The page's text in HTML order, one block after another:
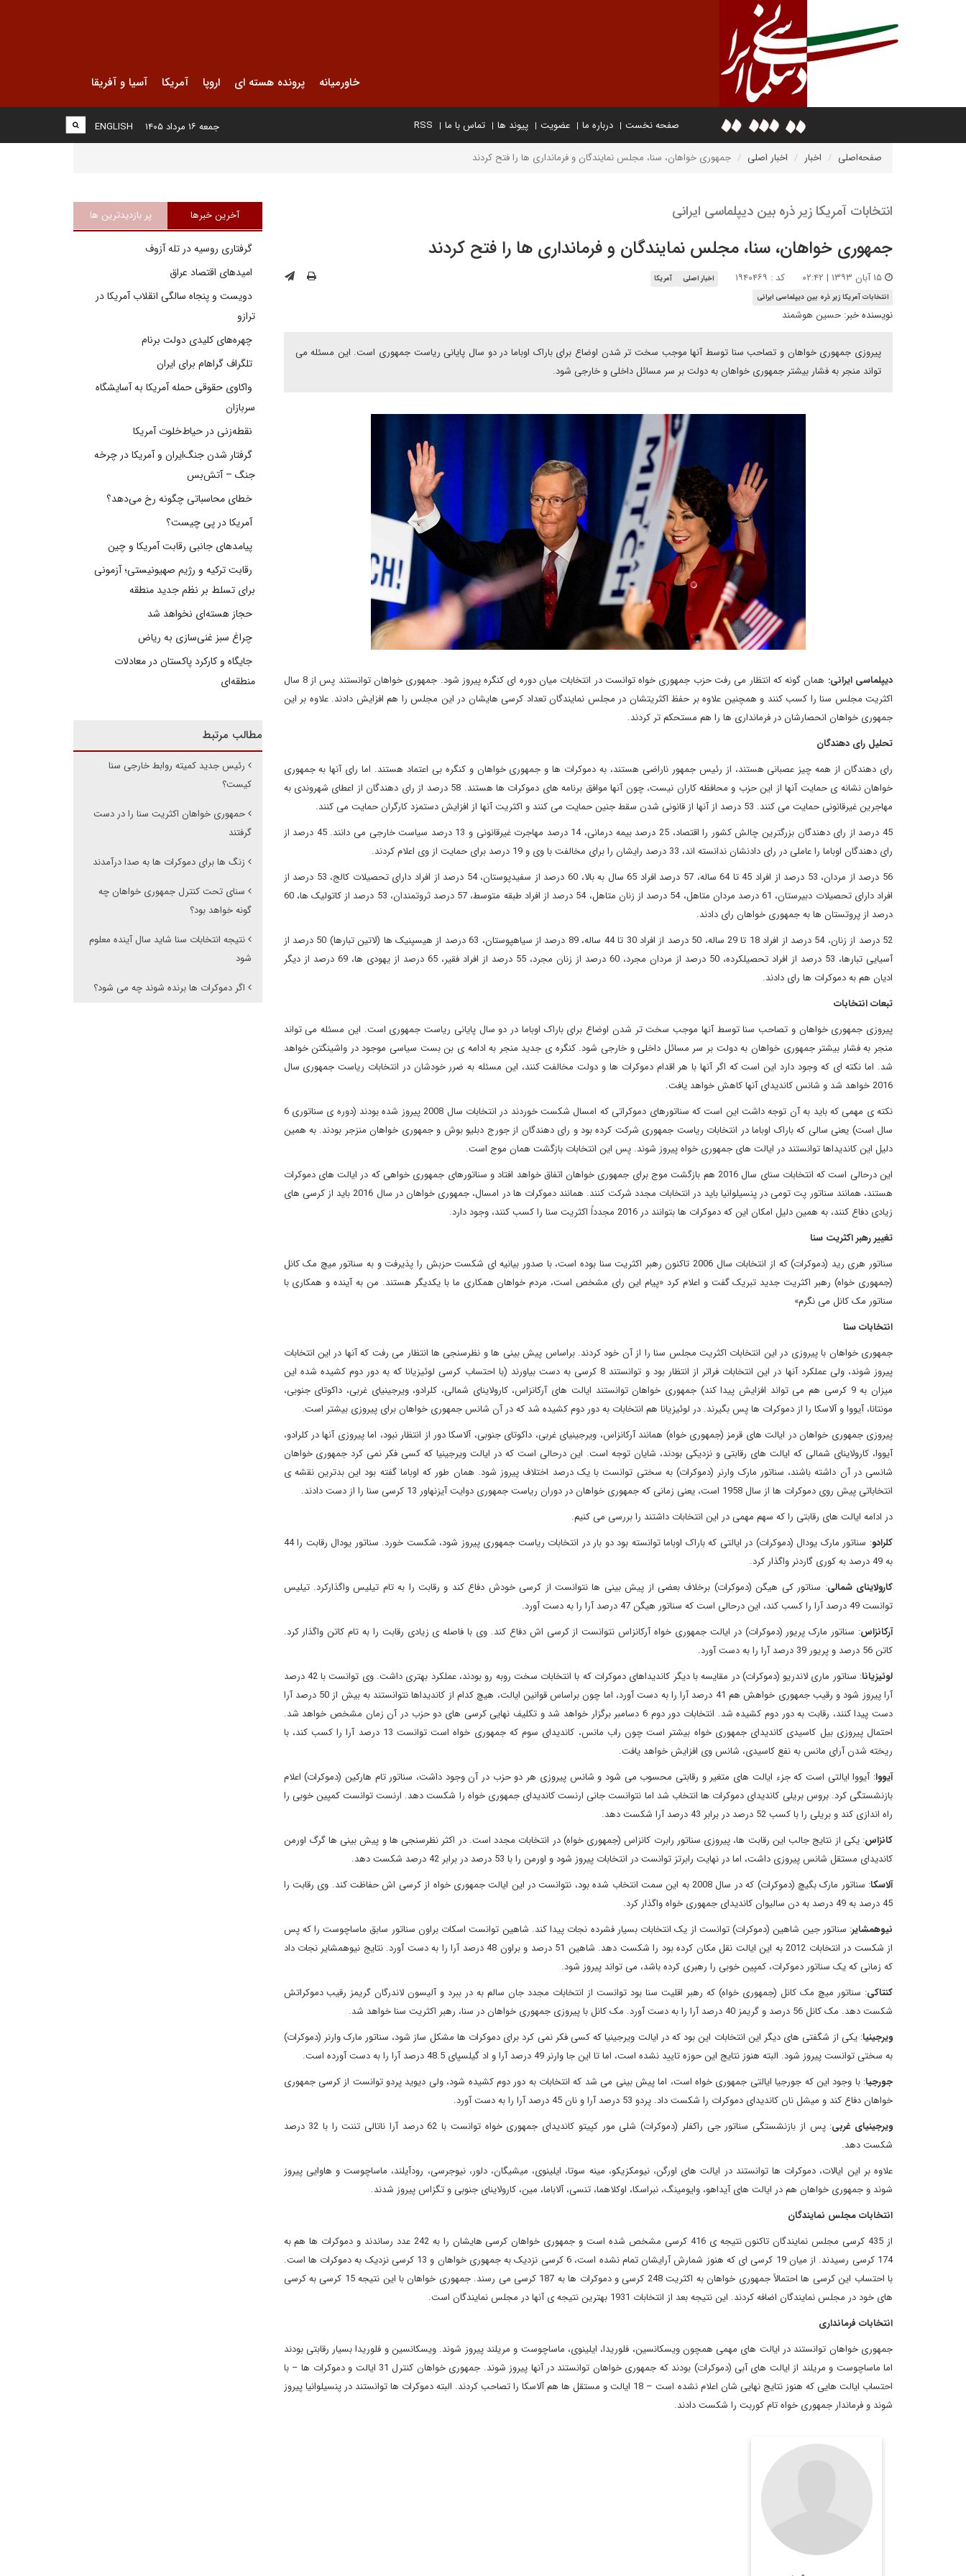
خاورمیانه پرونده هسته ای اروپا آمریکا آسیا و آفریقا
صفحه نخست درباره ما عضویت پیوند ها تماس با ما RSS
ENGLISH جمعه ۱۶ مرداد ۱۴۰۵
صفحه‌اصلی اخبار اخبار اصلی جمهوری خواهان، سنا، مجلس نمایندگان و فرمانداری ها را فتح کردند
انتخابات آمریکا زیر ذره بین دیپلماسی ایرانی
جمهوری خواهان، سنا، مجلس نمایندگان و فرمانداری ها را فتح کردند
کد : ۱۹۴۰۴۶۹ اخبار اصلی
آمریکا
انتخابات آمریکا زیر ذره بین دیپلماسی ایرانی
نویسنده خبر: حسین هوشمند
پیروزی جمهوری خواهان و تصاحب سنا توسط آنها موجب سخت تر شدن اوضاع برای باراک اوباما در دو سال پایانی ریاست جمهوری است. این مسئله می
تواند منجر به فشار بیشتر جمهوری خواهان به دولت بر سر مسائل داخلی و خارجی شود.
دیپلماسی ایرانی:
همان گونه که انتظار می رفت حزب جمهوری خواه توانست در انتخابات میان دوره ای کنگره پیروز شود. جمهوری خواهان توانستند پس از 8 سال
اکثریت مجلس سنا را کسب کنند و همچنین علاوه بر حفظ اکثریتشان در مجلس نمایندگان تعداد کرسی هایشان در این مجلس را هم افزایش دادند. علاوه بر این
جمهوری خواهان انحصارشان در فرمانداری ها را هم مستحکم تر کردند.
تحلیل رای دهندگان
رای دهندگان از همه چیز عصبانی هستند، از رئیس جمهور ناراضی هستند، به دموکرات ها و جمهوری خواهان و کنگره بی اعتماد هستند. اما رای آنها به جمهوری
خواهان نشانه ی حمایت آنها از این حزب و محافظه کاران نیست، چون آنها موافق برنامه های دموکرات ها هستند. 58 درصد از رای دهندگان از اعطای شهروندی به
مهاجرین غیرقانونی حمایت می کنند. 53 درصد از آنها از قانونی شدن سقط جنین حمایت می کنند و اکثریت آنها از افزایش دستمزد کارگران حمایت می کنند.
45 درصد از رای دهندگان بزرگترین چالش کشور را اقتصاد، 25 درصد بیمه درمانی، 14 درصد مهاجرت غیرقانونی و 13 درصد سیاست خارجی می دانند. 45 درصد از
رای دهندگان اوباما را عاملی در رای دادنشان ندانسته اند، 33 درصد رایشان را برای مخالفت با وی و 19 درصد برای حمایت از وی اعلام کردند.
56 درصد از مردان، 53 درصد از افراد 45 تا 64 ساله، 57 درصد افراد 65 سال به بالا، 60 درصد از سفیدپوستان، 54 درصد از افراد دارای تحصیلات کالج، 53 درصد از
افراد دارای تحصیلات دبیرستان، 61 درصد مردان متاهل، 54 درصد از زنان متاهل، 54 درصد از افراد طبقه متوسط، 57 درصد ثروتمندان، 53 درصد از کاتولیک ها، 60
درصد از پروتستان ها به جمهوری خواهان رای دادند.
52 درصد از زنان، 54 درصد از افراد 18 تا 29 ساله، 50 درصد از افراد 30 تا 44 ساله، 89 درصد از سیاهپوستان، 63 درصد از هیسپنیک ها (لاتین تبارها) 50 درصد از
آسیایی تبارها، 53 درصد از افراد تحصیلکرده، 50 درصد از مردان مجرد، 60 درصد از زنان مجرد، 55 درصد از افراد فقیر، 65 درصد از یهودی ها، 69 درصد از دیگر
ادیان هم به دموکرات ها رای دادند.
تبعات انتخابات
پیروزی جمهوری خواهان و تصاحب سنا توسط آنها موجب سخت تر شدن اوضاع برای باراک اوباما در دو سال پایانی ریاست جمهوری است. این مسئله می تواند
منجر به فشار بیشتر جمهوری خواهان به دولت بر سر مسائل داخلی و خارجی شود. کنگره ی جدید منجر به ادامه ی بن بست سیاسی موجود در واشینگتن خواهد
شد. اما نکته ای که وجود دارد این است که اگر آنها با هر اقدام دموکرات ها و دولت مخالفت کنند، این مسئله به ضرر خودشان در انتخابات ریاست جمهوری سال
2016 خواهد شد و شانس کاندیدای آنها کاهش خواهد یافت.
نکته ی مهمی که باید به آن توجه داشت این است که سناتورهای دموکراتی که امسال شکست خوردند در انتخابات سال 2008 پیروز شده بودند (دوره ی سناتوری 6
سال است) یعنی سالی که باراک اوباما در انتخابات ریاست جمهوری شرکت کرده بود و رای دهندگان از جورج دبلیو بوش و جمهوری خواهان منزجر بودند. به همین
دلیل این کاندیداها توانستند در ایالت های جمهوری خواه پیروز شوند. پس این انتخابات بازگشت همان موج است.
این درحالی است که انتخابات سنای سال 2016 هم بازگشت موج برای جمهوری خواهان اتفاق خواهد افتاد و سناتورهای جمهوری خواهی که در ایالت های دموکرات
هستند، همانند سناتور پت تومی در پنسیلوانیا باید در انتخابات مجدد شرکت کنند. همانند دموکرات ها در امسال، جمهوری خواهان در سال 2016 باید از کرسی های
زیادی دفاع کنند، به همین دلیل امکان این که دموکرات ها بتوانند در 2016 مجدداً اکثریت سنا را کسب کنند، وجود دارد.
تغییر رهبر اکثریت سنا
سناتور هری رید (دموکرات) که از انتخابات سال 2006 تاکنون رهبر اکثریت سنا بوده است، با صدور بیانیه ای شکست حزبش را پذیرفت و به سناتور میچ مک کانل
(جمهوری خواه) رهبر اکثریت جدید تبریک گفت و اعلام کرد «پیام این رای مشخص است، مردم خواهان همکاری ما با یکدیگر هستند. من به آینده و همکاری با
سناتور مک کانل می نگرم»
انتخابات سنا
جمهوری خواهان با پیروزی در این انتخابات اکثریت مجلس سنا را از آن خود کردند. براساس پیش بینی ها و نظرسنجی ها انتظار می رفت که آنها در این انتخابات
پیروز شوند، ولی عملکرد آنها در این انتخابات فراتر از انتظار بود و توانستند 8 کرسی به دست بیاورند (با احتساب کرسی لوئیزیانا که به دور دوم کشیده شده این
میزان به 9 کرسی هم می تواند افزایش پیدا کند) جمهوری خواهان توانستند ایالت های آرکانزاس، کارولاینای شمالی، کلرادو، ویرجینیای غربی، داکوتای جنوبی،
مونتانا، آیووا و آلاسکا را از دموکرات ها پس بگیرند. در لوئیزیانا هم انتخابات به دور دوم کشیده شد که در آن شانس جمهوری خواهان برای پیروزی بیشتر است.
پیروزی جمهوری خواهان در ایالت های قرمز (جمهوری خواه) همانند آرکانزاس، ویرجینیای غربی، داکوتای جنوبی، آلاسکا دور از انتظار نبود، اما پیروزی آنها در کلرادو،
آیووا، کارولاینای شمالی که ایالت های رقابتی و نزدیکی بودند، شایان توجه است. این درحالی است که در ایالت ویرجینیا که کسی فکر نمی کرد جمهوری خواهان
شانسی در آن داشته باشند، سناتور مارک وارنر (دموکرات) به سختی توانست با یک درصد اختلاف پیروز شود. همان طور که اوباما گفته بود این بدترین نقشه ی
انتخاباتی پیش روی دموکرات ها از سال 1958 است، یعنی زمانی که جمهوری خواهان در دوران ریاست جمهوری دوایت آیزنهاور 13 کرسی سنا را از دست دادند.
در ادامه ایالت های رقابتی را که سهم مهمی در این انتخابات داشتند را بررسی می کنیم.
کلرادو
: سناتور مارک یودال (دموکرات) در ایالتی که باراک اوباما توانسته بود دو بار در انتخابات ریاست جمهوری پیروز شود، شکست خورد. سناتور یودال رقابت را 44
به 49 درصد به کوری گاردنر واگذار کرد.
کارولاینای شمالی: سناتور کی هیگن (دموکرات) برخلاف بعضی از پیش بینی ها نتوانست از کرسی خودش دفاع کند و رقابت را به تام تیلیس واگذارکرد. تیلیس
توانست 49 درصد آرا را کسب کند، این درحالی است که سناتور هیگن 47 درصد آرا را به دست آورد.
آرکانزاس: سناتور مارک پریور (دموکرات) در ایالت جمهوری خواه آرکانزاس نتوانست از کرسی اش دفاع کند. وی با فاصله ی زیادی رقابت را به تام کاتن واگذار کرد.
کاتن 56 درصد و پریور 39 درصد آرا را به دست آورد.
لوئیزیانا
: سناتور ماری لاندریو (دموکرات) در مقایسه با دیگر کاندیداهای دموکرات که با انتخابات سخت روبه رو بودند، عملکرد بهتری داشت. وی توانست با 42 درصد
آرا پیروز شود و رقیب جمهوری خواهش هم 41 درصد آرا را به دست آورد، اما چون براساس قوانین ایالت، هیچ کدام از کاندیداها نتوانستند به بیش از 50 درصد آرا
دست پیدا کنند، رقابت به دور دوم کشیده شد. انتخابات دور دوم 6 دسامبر برگزار خواهد شد و تکلیف نهایی کرسی های دو حزب در آن زمان مشخص خواهد شد.
احتمال پیروزی بیل کاسیدی کاندیدای جمهوری خواه بیشتر است چون راب مانس، کاندیدای سوم که جمهوری خواه است توانست 13 درصد آرا را کسب کند، با
ریخته شدن آرای مانس به نفع کاسیدی، شانس وی افزایش خواهد یافت.
آیووا: آیووا ایالتی است که جزء ایالت های متغیر و رقابتی محسوب می شود و شانس پیروزی هر دو حزب در آن وجود داشت، سناتور تام هارکین (دموکرات) اعلام
بازنشستگی کرد. بروس بریلی کاندیدای دموکرات ها انتخاب شد اما نتوانست جانی ارنست کاندیدای جمهوری خواه را شکست دهد. ارنست توانست کمپین خوبی را
راه اندازی کند و بریلی را با کسب 52 درصد در برابر 43 درصد آرا شکست دهد.
کانزاس: یکی از نتایج جالب این رقابت ها، پیروزی سناتور رابرت کانزاس (جمهوری خواه) در انتخابات مجدد است. در اکثر نظرسنجی ها و پیش بینی ها گرگ اورمن
کاندیدای مستقل شانس پیروزی داشت، اما در نهایت رابرتز توانست در انتخابات پیروز شود و اورمن را با 53 درصد در برابر 42 درصد شکست دهد.
آلاسکا
: سناتور مارک بگیچ (دموکرات) که در سال 2008 به این سمت انتخاب شده بود، نتوانست در این ایالت جمهوری خواه از کرسی اش حفاظت کند. وی رقابت را
45 درصد به 49 درصد به دن سالیوان کاندیدای جمهوری خواه واگذار کرد.
نیوهمشایر: سناتور جین شاهین (دموکرات) توانست از یک انتخابات بسیار فشرده نجات پیدا کند. شاهین توانست اسکات براون سناتور سابق ماساچوست را که پس
از شکست در انتخابات 2012 به این ایالت نقل مکان کرده بود را شکست دهد. شاهین 51 درصد و براون 48 درصد آرا را به دست آورد. نتایج نیوهمشایر نجات داد
که زمانی که یک سناتور دموکرات، کمپین خوبی را رهبری کرده باشد، می تواند پیروز شود.
کنتاکی: سناتور میچ مک کانل (جمهوری خواه) که رهبر اقلیت سنا بود توانست از انتخابات مجدد جان سالم به در ببرد و آلیسون لاندرگان گریمز رقیب دموکراتش
شکست دهد. مک کانل 56 درصد و گریمز 40 درصد آرا را به دست آورد. مک کانل با پیروزی جمهوری خواهان در سنا، رهبر اکثریت سنا خواهد شد.
ویرجینیا: یکی از شگفتی های دیگر این انتخابات این بود که در ایالت ویرجینیا که کسی فکر نمی کرد برای دموکرات ها مشکل ساز شود، سناتور مارک وارنر (دموکرات)
به سختی توانست پیروز شود. البته هنوز نتایج این حوزه تایید نشده است، اما تا این جا وارنر 49 درصد آرا و اد گیلسپای 48.5 درصد آرا را به دست آورده است.
جورجیا: با وجود این که جورجیا ایالتی جمهوری خواه است، اما پیش بینی می شد که انتخابات به دور دوم کشیده شود، ولی دیوید پردو توانست از کرسی جمهوری
خواهان دفاع کند و میشل نان کاندیدای دموکرات را شکست داد. پردو 53 درصد آرا و نان 45 درصد آرا را به دست آورد.
ویرجینیای غربی
: پس از بازنشستگی سناتور جی راکفلر (دموکرات) شلی مور کپیتو کاندیدای جمهوری خواه توانست با 62 درصد آرا ناتالی تننت را با 32 درصد
شکست دهد.
علاوه بر این ایالات، دموکرات ها توانستند در ایالت های اورگن، نیومکزیکو، مینه سوتا، ایلینوی، میشیگان، دلور، نیوجرسی، رودآیلند، ماساچوست و هاوایی پیروز
شوند و جمهوری خواهان هم در ایالت های آیداهو، وایومینگ، نبراسکا، اوکلاهما، تنسی، آلاباما، مین، کارولاینای جنوبی و تگزاس پیروز شدند.
انتخابات مجلس نمایندگان
از 435 کرسی مجلس نمایندگان تاکنون نتیجه ی 416 کرسی مشخص شده است و جمهوری خواهان کرسی هایشان را به 242 عدد رساندند و دموکرات ها هم به
174 کرسی رسیدند. از میان 19 کرسی ای که هنوز شمارش آرایشان تمام نشده است، 6 کرسی نزدیک به جمهوری خواهان و 13 کرسی نزدیک به دموکرات ها است.
با احتساب این کرسی ها احتمالاً جمهوری خواهان به اکثریت 248 کرسی و دموکرات ها به 187 کرسی می رسند. جمهوری خواهان با این نتیجه 15 کرسی به کرسی
های خود در مجلس نمایندگان اضافه کردند. این نتیجه بعد از انتخابات 1931 بهترین نتیجه ی آنها در مجلس نمایندگان است.
انتخابات فرمانداری
جمهوری خواهان توانستند در ایالت های مهمی همچون ویسکانسین، فلوریدا، ایلینوی، ماساچوست و مریلند پیروز شوند. ویسکانسین و فلوریدا بسیار رقابتی بودند
اما ماساچوست و مریلند از ایالت های آبی (دموکرات) بودند که جمهوری خواهان توانستند در آنها پیروز شوند. جمهوری خواهان کنترل 31 ایالت و دموکرات ها – با
احتساب ایالت هایی که هنوز نتایج نهایی شان اعلام نشده است – 18 ایالت و مستقل ها هم آلاسکا را تصاحب کردند. البته دموکرات ها توانستند در پنسیلوانیا پیروز
شوند و فرماندار جمهوری خواه تام کوربت را شکست دادند.
houshmand@gmail.com
آخرین خبرها پر بازدیدترین ها
گرفتاری روسیه در تله آزوف
امیدهای اقتصاد عراق
دویست و پنجاه سالگی انقلاب آمریکا در
ترازو
چهره‌های کلیدی دولت برنام
تلگراف گراهام برای ایران
واکاوی حقوقی حمله آمریکا به آسایشگاه
سربازان
نقطه‌زنی در حیاط‌خلوت آمریکا
گرفتار شدن جنگ‌ایران و آمریکا در چرخه
جنگ – آتش‌بس
خطای محاسباتی چگونه رخ می‌دهد؟
آمریکا در پی چیست؟
پیامدهای جانبی رقابت آمریکا و چین
رقابت ترکیه و رژیم صهیونیستی؛ آزمونی
برای تسلط بر نظم جدید منطقه
حجاز هسته‌ای نخواهد شد
چراغ سبز غنی‌سازی به ریاض
جایگاه و کارکرد پاکستان در معادلات
منطقه‌ای
مطالب مرتبط
رئیس جدید کمیته روابط خارجی سنا
کیست؟
حمهوری خواهان اکثریت سنا را در دست
گرفتند
زنگ ها برای دموکرات ها به صدا درآمدند
سنای تحت کنترل جمهوری خواهان چه
گونه خواهد بود؟
نتیجه انتخابات سنا شاید سال آینده معلوم
شود
اگر دموکرات ها برنده شوند چه می شود؟